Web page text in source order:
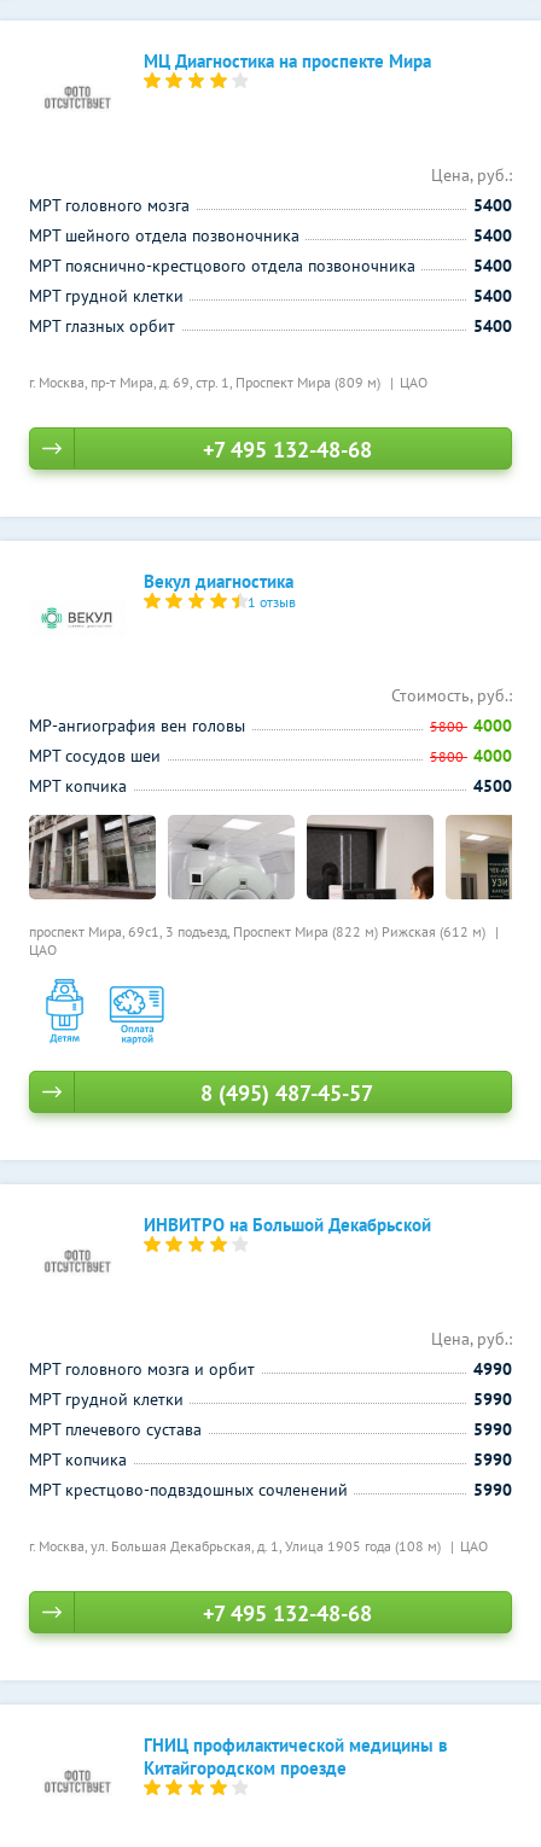
МЦ Диагностика на проспекте Мира
г. Москва, пр-т Мира, д. 69, стр. 1, Проспект Мира (809 м) ЦАО
Цена, руб.:
МРТ головного мозга
5400
МРТ шейного отдела позвоночника
5400
МРТ пояснично-крестцового отдела позвоночника
5400
МРТ грудной клетки
5400
МРТ глазных орбит
5400
+7 495 132-48-68
Векул диагностика
1 отзыв
проспект Мира, 69с1, 3 подъезд, Проспект Мира (822 м) Рижская (612 м)
ЦАО
Стоимость, руб.:
МР-ангиография вен головы
5800 4000
МРТ сосудов шеи
5800 4000
МРТ копчика
4500
8 (495) 487-45-57
ИНВИТРО на Большой Декабрьской
г. Москва, ул. Большая Декабрьская, д. 1, Улица 1905 года (108 м) ЦАО
Цена, руб.:
МРТ головного мозга и орбит
4990
МРТ грудной клетки
5990
МРТ плечевого сустава
5990
МРТ копчика
5990
МРТ крестцово-подвздошных сочленений
5990
+7 495 132-48-68
ГНИЦ профилактической медицины в
Китайгородском проезде